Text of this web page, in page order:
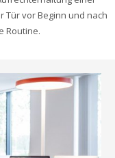
Tür vor Beginn und nach
Routine.